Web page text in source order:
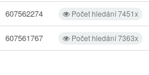
Počet hledání 7451x
607562274
Počet hledání 7363x
607561767